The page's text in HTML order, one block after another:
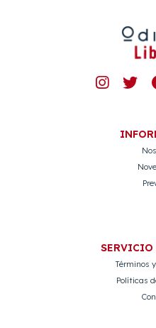
SERVICIO
Términos
Políticas